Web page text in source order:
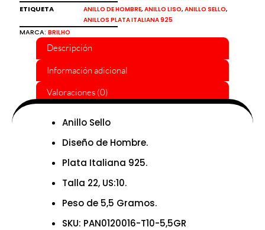
ETIQUETA ANILLO DE HOMBRE, ANILLO LISO, ANILLO SELLO,
ANILLOS PLATA ITALIANA 925
MARCA: BRILHO
Descripción
Información adicional
Valoraciones (0)
Anillo Sello
Diseño de Hombre.
Plata Italiana 925.
Talla 22, US:10.
Peso de 5,5 Gramos.
SKU: PAN0120016-T10-5,5GR